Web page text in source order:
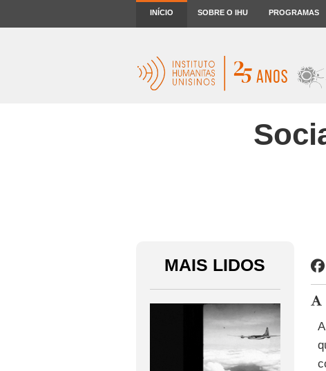
INÍCIO SOBRE O IHU PROGRAMAS
MAIS LIDOS